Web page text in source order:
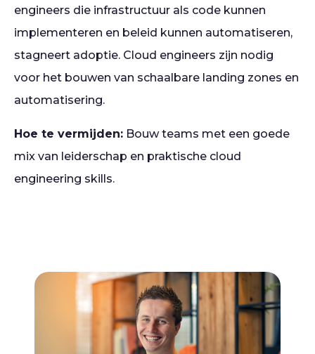
engineers die infrastructuur als code kunnen
implementeren en beleid kunnen automatiseren,
stagneert adoptie. Cloud engineers zijn nodig
voor het bouwen van schaalbare landing zones en
automatisering.
Hoe te vermijden: Bouw teams met een goede
mix van leiderschap en praktische cloud
engineering skills.